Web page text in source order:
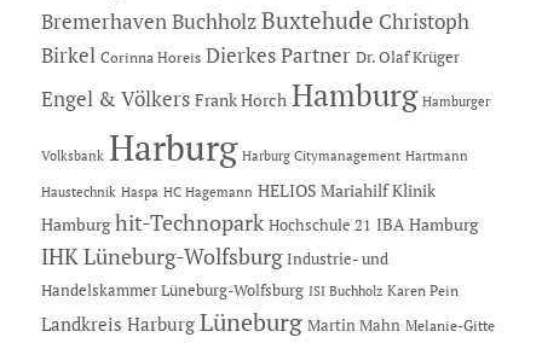
Bremerhaven Buchholz Buxtehude Christoph
Birkel Corinna Horeis Dierkes Partner Dr. Olaf Krüger
Engel & Völkers Frank Horch Hamburg Hamburger
Volksbank Harburg Harburg Citymanagement Hartmann
Haustechnik Haspa HC Hagemann HELIOS Mariahilf Klinik
Hamburg hit-Technopark Hochschule 21 IBA Hamburg
IHK Lüneburg-Wolfsburg Industrie- und
Handelskammer Lüneburg-Wolfsburg ISI Buchholz Karen Pein
Landkreis Harburg Lüneburg Martin Mahn Melanie-Gitte